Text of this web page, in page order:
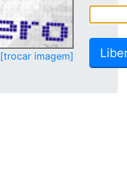
[trocar imagem]